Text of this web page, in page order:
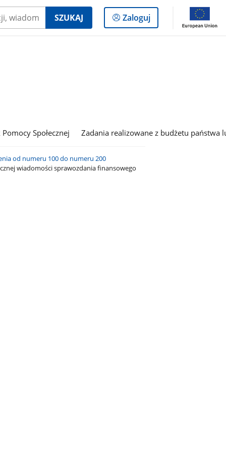
SZUKAJ
Logowanie
do
Zaloguj
Społecznej Zadania realizowane z budżetu państwa
od numeru 100 do numeru 200
wiadomości sprawozdania finansowego